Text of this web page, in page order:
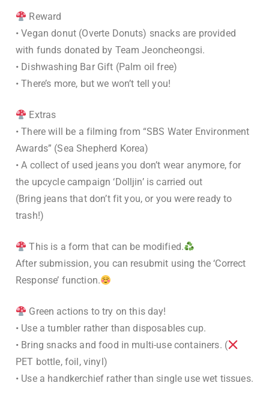
Reward
• Vegan donut (Overte Donuts) snacks are provided
with funds donated by Team Jeoncheongsi.
• Dishwashing Bar Gift (Palm oil free)
• There’s more, but we won’t tell you!
Extras
• There will be a filming from “SBS Water Environment
Awards” (Sea Shepherd Korea)
• A collect of used jeans you don’t wear anymore, for
the upcycle campaign ‘Dolljin’ is carried out
(Bring jeans that don’t fit you, or you were ready to
trash!)
This is a form that can be modified.
After submission, you can resubmit using the ‘Correct
Response’ function.
Green actions to try on this day!
• Use a tumbler rather than disposables cup.
• Bring snacks and food in multi-use containers. (
PET bottle, foil, vinyl)
• Use a handkerchief rather than single use wet tissues.